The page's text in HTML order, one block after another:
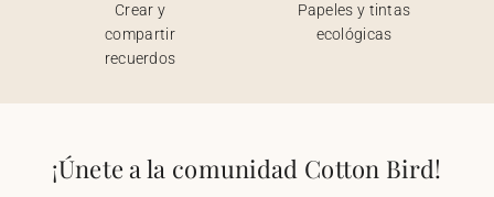
Crear y
compartir
recuerdos
Papeles y tintas
ecológicas
¡Únete a la comunidad Cotton Bird!